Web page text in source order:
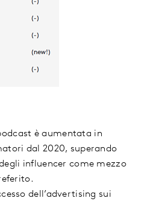
è aumentata in
dal 2020, superando
influencer come mezzo
dell’advertising sui